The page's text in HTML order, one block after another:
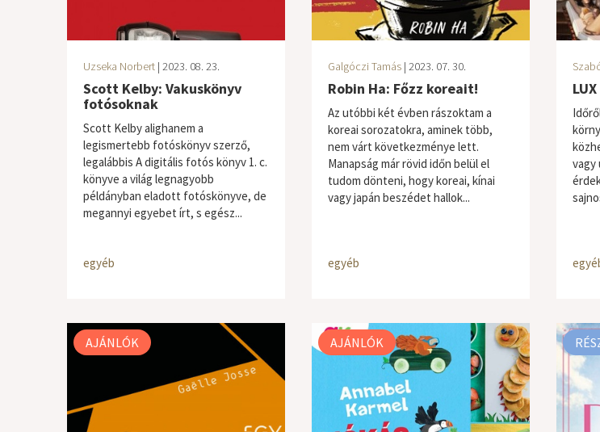
Uzseka Norbert| 2023. 08. 23.
Scott Kelby: Vakuskönyv
fotósoknak
Scott Kelby alighanem a
legismertebb fotóskönyv szerző,
legalábbis A ​digitális fotós könyv 1. c.
könyve a világ legnagyobb
példányban eladott fotóskönyve, de
megannyi egyebet írt, s egész...
egyéb
Galgóczi Tamás| 2023. 07. 30.
Robin Ha: Főzz koreait!
Az utóbbi két évben rászoktam a
koreai sorozatokra, aminek több,
nem várt következménye lett.
Manapság már rövid időn belül el
tudom dönteni, hogy koreai, kínai
vagy japán beszédet hallok...
egyéb
vagy
AJÁNLÓK AJÁNLÓK